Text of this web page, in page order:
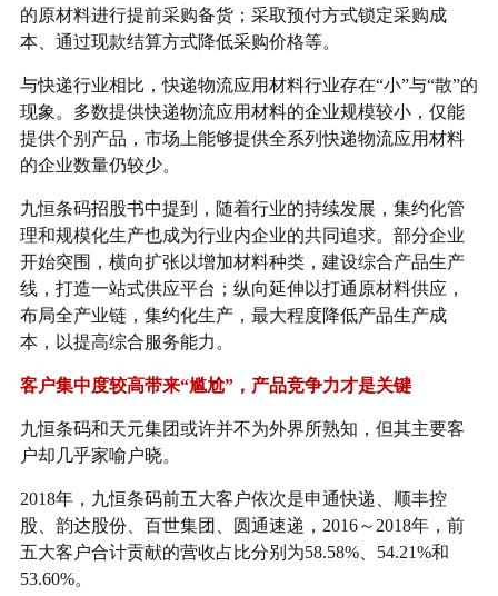
的原材料进行提前采购备货；采取预付方式锁定采购成
本、通过现款结算方式降低采购价格等。
与快递行业相比，快递物流应用材料行业存在“小”与“散”的
现象。多数提供快递物流应用材料的企业规模较小，仅能
提供个别产品，市场上能够提供全系列快递物流应用材料
的企业数量仍较少。
九恒条码招股书中提到，随着行业的持续发展，集约化管
理和规模化生产也成为行业内企业的共同追求。部分企业
开始突围，横向扩张以增加材料种类，建设综合产品生产
线，打造一站式供应平台；纵向延伸以打通原材料供应，
布局全产业链，集约化生产，最大程度降低产品生产成
本，以提高综合服务能力。
客户集中度较高带来“尴尬”，产品竞争力才是关键
九恒条码和天元集团或许并不为外界所熟知，但其主要客
户却几乎家喻户晓。
2018年，九恒条码前五大客户依次是申通快递、顺丰控
股、韵达股份、百世集团、圆通速递，2016～2018年，前
五大客户合计贡献的营收占比分别为58.58%、54.21%和
53.60%。